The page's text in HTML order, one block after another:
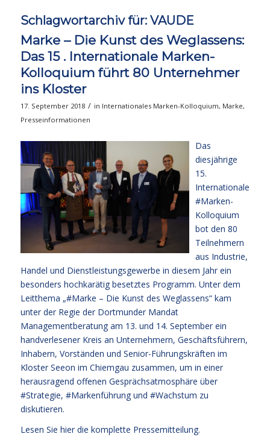
Schlagwortarchiv für: VAUDE
Marke – Die Kunst des Weglassens:
Das 15 . Internationale Marken-
Kolloquium führt 80 Unternehmer
ins Kloster
17. September 2018 / in Internationales Marken-Kolloquium, Marke,
Presseinformationen
Das
diesjährige
15.
Internationale
#Marken-
Kolloquium
bot den 80
Teilnehmern
aus Industrie,
Handel und Dienstleistungsgewerbe in diesem Jahr ein
besonders hochkarätig besetztes Programm. Unter dem
Leitthema „#Marke – Die Kunst des Weglassens“ kam
unter der Regie der Dortmunder Mandat
Managementberatung am 13. und 14. September ein
handverlesener Kreis an Unternehmern, Geschäftsführern,
Inhabern, Vorständen und Senior-Führungskräften im
Kloster Seeon im Chiemgau zusammen, um in einer
herausragend offenen Gesprächsatmosphäre über
#Strategie, #Markenführung und #Wachstum zu
diskutieren.
Lesen Sie hier die komplette Pressemitteilung.